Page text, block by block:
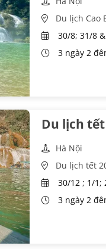
Du lịch Cao
30/8; 31/8
3 ngày 2
Du lịch tết
Hà Nội
Du lịch tết
30/12 ; 1/1;
3 ngày 2